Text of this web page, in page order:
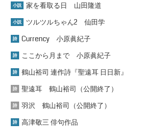
小説 家を看取る日 山田隆道
小説 ツルツルちゃん2 仙田学
詩 Currency 小原眞紀子
詩 ここから月まで 小原眞紀子
詩 鶴山裕司 連作詩『聖遠耳 日日新』
詩 聖遠耳 鶴山裕司（公開終了）
詩 羽沢 鶴山裕司（公開終了）
詩 高津敬三 俳句作品